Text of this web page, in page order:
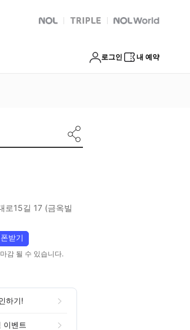
NOL 트리플 Global Interpark
로그인 내 예약
로15길 17 (금옥빌
받기
감 될 수 있습니다.
하기!
이벤트